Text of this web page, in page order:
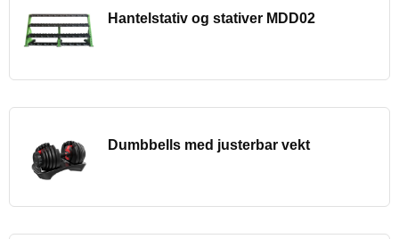
Hantelstativ og stativer MDD02
Dumbbells med justerbar vekt